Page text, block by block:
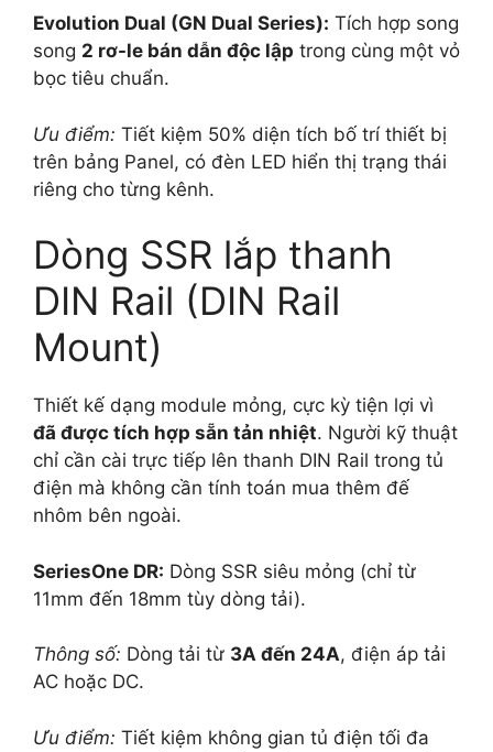
Evolution Dual (GN Dual Series): Tích hợp song
song 2 rơ-le bán dẫn độc lập trong cùng một vỏ
bọc tiêu chuẩn.
Ưu điểm: Tiết kiệm 50% diện tích bố trí thiết bị
trên bảng Panel, có đèn LED hiển thị trạng thái
riêng cho từng kênh.
Dòng SSR lắp thanh
DIN Rail (DIN Rail
Mount)
Thiết kế dạng module mỏng, cực kỳ tiện lợi vì
đã được tích hợp sẵn tản nhiệt. Người kỹ thuật
chỉ cần cài trực tiếp lên thanh DIN Rail trong tủ
điện mà không cần tính toán mua thêm đế
nhôm bên ngoài.
SeriesOne DR: Dòng SSR siêu mỏng (chỉ từ
11mm đến 18mm tùy dòng tải).
Thông số: Dòng tải từ 3A đến 24A, điện áp tải
AC hoặc DC.
Ưu điểm: Tiết kiệm không gian tủ điện tối đa